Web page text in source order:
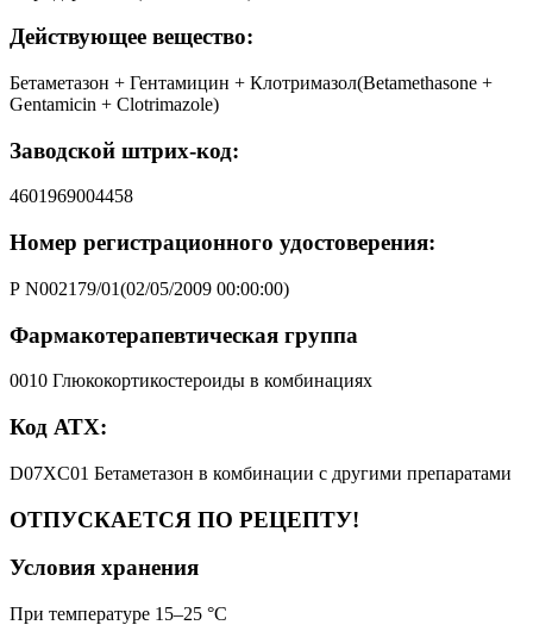
Действующее вещество:
Бетаметазон + Гентамицин + Клотримазол(Betamethasone +
Gentamicin + Clotrimazole)
Заводской штрих-код:
4601969004458
Номер регистрационного удостоверения:
Р N002179/01(02/05/2009 00:00:00)
Фармакотерапевтическая группа
0010 Глюкокортикостероиды в комбинациях
Код АТХ:
D07XC01 Бетаметазон в комбинации с другими препаратами
ОТПУСКАЕТСЯ ПО РЕЦЕПТУ!
Условия хранения
При температуре 15–25 °C